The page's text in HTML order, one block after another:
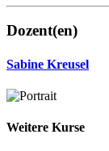
Dozent(en)
Sabine Kreusel
Weitere Kurse